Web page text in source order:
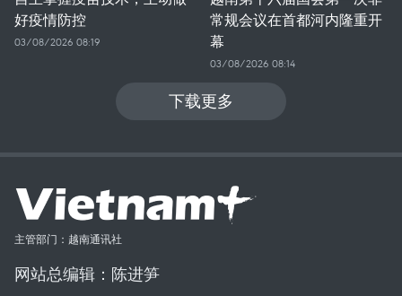
好疫情防控
03/08/2026 08:19
常规会议在首都河内隆重开
幕
03/08/2026 08:14
下载更多
主管部门：越南通讯社
网站总编辑：陈进笋